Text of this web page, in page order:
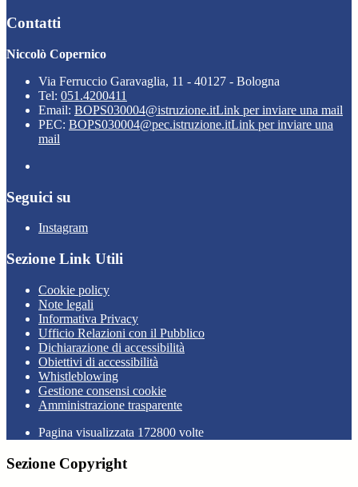
Contatti
Niccolò Copernico
Via Ferruccio Garavaglia, 11 - 40127 - Bologna
Tel: 051.4200411
Email: BOPS030004@istruzione.itLink per inviare una mail
PEC: BOPS030004@pec.istruzione.itLink per inviare una
mail
Seguici su
Instagram
Sezione Link Utili
Cookie policy
Note legali
Informativa Privacy
Ufficio Relazioni con il Pubblico
Dichiarazione di accessibilità
Obiettivi di accessibilità
Whistleblowing
Gestione consensi cookie
Amministrazione trasparente
Pagina visualizzata 172800 volte
Sezione Copyright